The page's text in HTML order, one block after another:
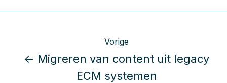
Vorige
← Migreren van content uit legacy
ECM systemen